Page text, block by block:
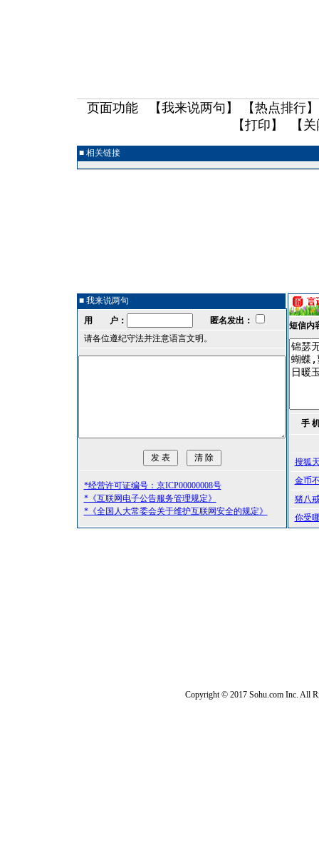
页面功能 【我来说两句 】 【热点排行
【打印 】 【 关
■ 相关链接
■ 我来说两句
用 户：
匿名发出：
请各位遵纪守法并注意语言文明。
*经营许可证编号：京ICP00000008号
*《互联网电子公告服务管理规定》
*《全国人大常委会关于维护互联网安全的规定》
短信内
手
搜狐
金币
猪八
你受
Copyright © 2017 Sohu.com Inc. All